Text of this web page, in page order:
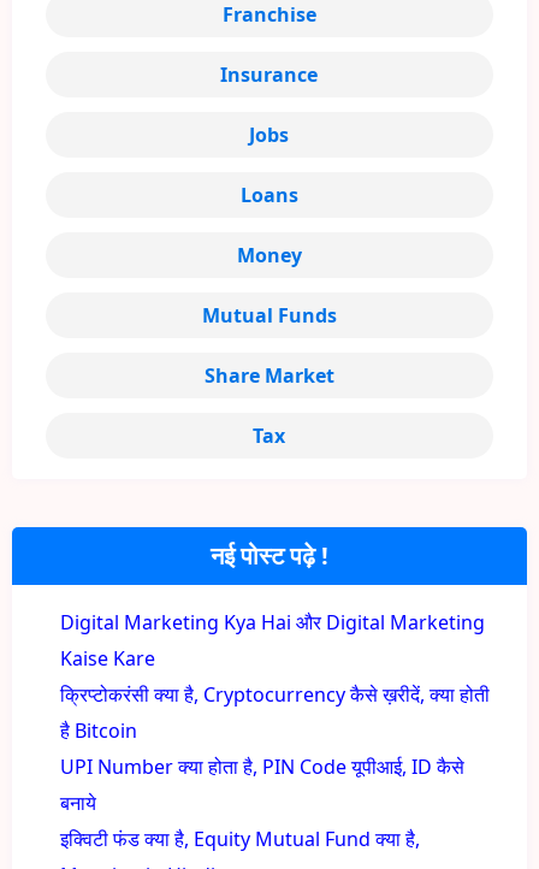
नई पोस्ट पढ़े !
Digital Marketing Kya Hai और Digital Marketing
Kaise Kare
क्रिप्टोकरंसी क्या है, Cryptocurrency कैसे ख़रीदें, क्या होती
है Bitcoin
UPI Number क्या होता है, PIN Code यूपीआई, ID कैसे
बनाये
इक्विटी फंड क्या है, Equity Mutual Fund क्या है,
Franchise
Insurance
Jobs
Loans
Money
Mutual Funds
Share Market
Tax